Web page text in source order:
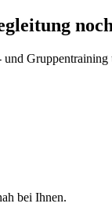
bei Ihnen.